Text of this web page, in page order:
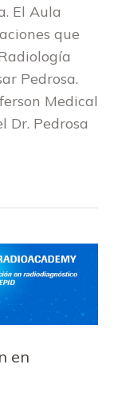
El Aula
que
Pedrosa.
Medical
Dr. Pedrosa
en